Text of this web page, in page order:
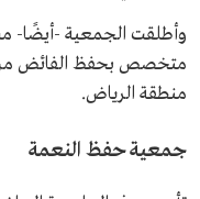
وأطلقت الجمعية -
متخصص بحفظ الفائض من
منطقة الرياض.
جمعية حفظ النعمة